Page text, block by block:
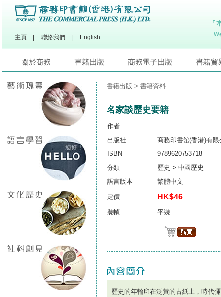
主頁 聯絡我們 English
書籍出版 > 書籍資料
名家談歷史要籍
作者
出版社
商務印書館(香港)有限
ISBN
9789620753718
分類
歷史 > 中國歷史
語言版本
繁體中文
定價 HK$46
裝幀 平裝
歷史的年輪印在泛黃的古紙上，時代